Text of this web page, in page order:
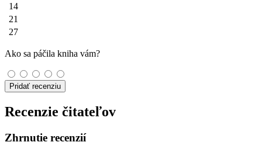
14
21
27
Ako sa páčila kniha vám?
Pridať recenziu
Recenzie čitateľov
Zhrnutie recenzií